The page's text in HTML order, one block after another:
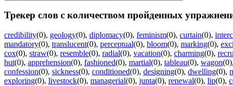
Трекер слов с количеством пройденных
credibility(0), geology(0), diplomacy(0), feminism(0), curtain(0),
mandatory(0), translucent(0), perceptual(0), bloom(0), marking(0),
cox(0), straw(0), resemble(0), radial(0), vacation(0), charming(0),
hut(0), apprehension(0), fashioned(0), martial(0), tableau(0), wagon(0),
confession(0), sickness(0), conditioned(0), designing(0), dwelling(0),
exploring(0), livestock(0), managerial(0), junta(0), renewal(0), lip(0),